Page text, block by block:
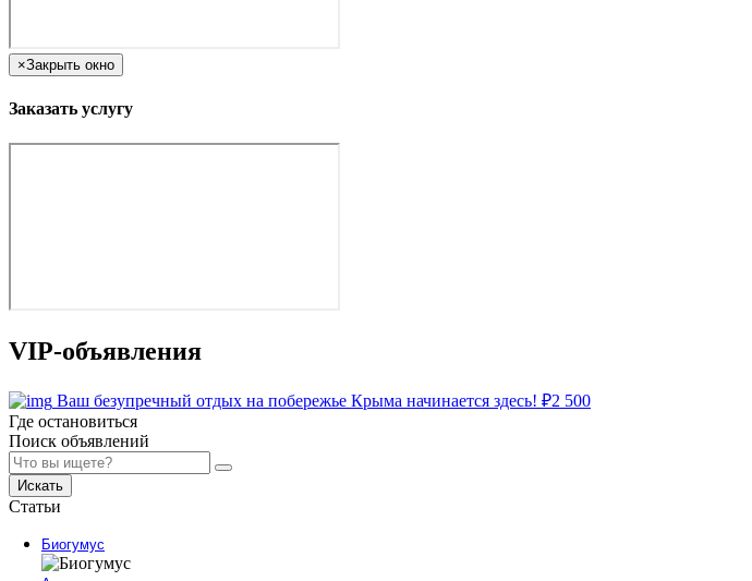
×Закрыть окно
Заказать услугу
VIP-объявления
Ваш безупречный отдых на побережье Крыма начинается здесь! ₽2 500
Где остановиться
Поиск объявлений
Искать
Статьи
Биогумус